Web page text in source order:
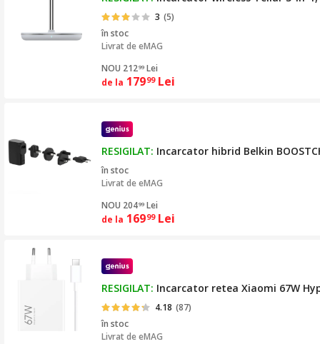
3 (5)
în stoc
Livrat deeMAG
NOU 21299 Lei
de la 17999 Lei
RESIGILAT: Incarcator hibrid Belkin
în stoc
Livrat deeMAG
NOU 20499 Lei
de la 16999 Lei
RESIGILAT: Incarcator retea Xiaomi 67W
4.18 (87)
în stoc
Livrat deeMAG